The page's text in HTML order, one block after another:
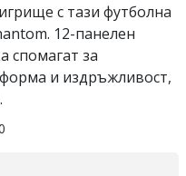
с тази футболна
12-панелен
спомагат за
и издръжливост,